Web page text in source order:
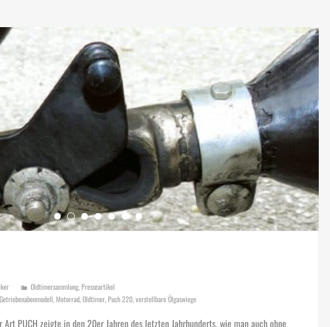
Oldtimersammlung, Presseartikel
Getriebenabenmodell, Motorrad,Oldtimer, Puch 220,verstellbare Ölgaswiege
PUCH zeigte in den 20er Jahren des letzten Jahrhunderts, wie man auch ohne